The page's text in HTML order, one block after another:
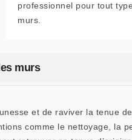
professionnel pour tout
murs.
murs
et de raviver la tenue
comme le nettoyage, la